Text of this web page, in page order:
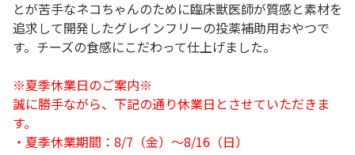
とが苦手なネコちゃんのために臨床獣医師が質感と素材を
追求して開発したグレインフリーの投薬補助用おやつで
す。チーズの食感にこだわって仕上げました。
※夏季休業日のご案内※
誠に勝手ながら、下記の通り休業日とさせていただきま
す。
・夏季休業期間：8/7（金）～8/16（日）